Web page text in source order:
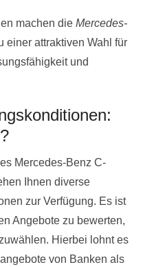
machen die Mercedes-
einer attraktiven Wahl für
und
Mercedes-Benz C-
Ihnen diverse
zur Verfügung. Es ist
Angebote zu bewerten,
Hierbei lohnt es
von Banken als